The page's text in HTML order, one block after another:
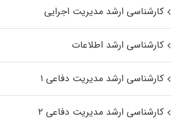
کارشناسی ارشد مدیریت اجرایی
کارشناسی ارشد اطلاعات
کارشناسی ارشد مدیریت دفاعی ۱
کارشناسی ارشد مدیریت دفاعی ۲